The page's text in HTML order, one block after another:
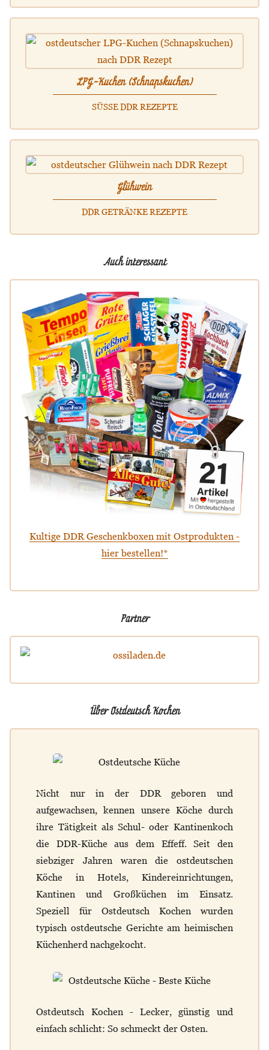
LPG-Kuchen (Schnapskuchen)
SÜSSE DDR REZEPTE
Glühwein
DDR GETRÄNKE REZEPTE
Auch interessant
Kultige DDR Geschenkboxen mit Ostprodukten -
hier bestellen!*
Partner
Über Ostdeutsch Kochen
Nicht nur in der DDR geboren und
aufgewachsen, kennen unsere Köche durch
ihre Tätigkeit als Schul- oder Kantinenkoch
die DDR-Küche aus dem Effeff. Seit den
siebziger Jahren waren die ostdeutschen
Köche in Hotels, Kindereinrichtungen,
Kantinen und Großküchen im Einsatz.
Speziell für Ostdeutsch Kochen wurden
typisch ostdeutsche Gerichte am heimischen
Küchenherd nachgekocht.
Ostdeutsch Kochen - Lecker, günstig und
einfach schlicht: So schmeckt der Osten.